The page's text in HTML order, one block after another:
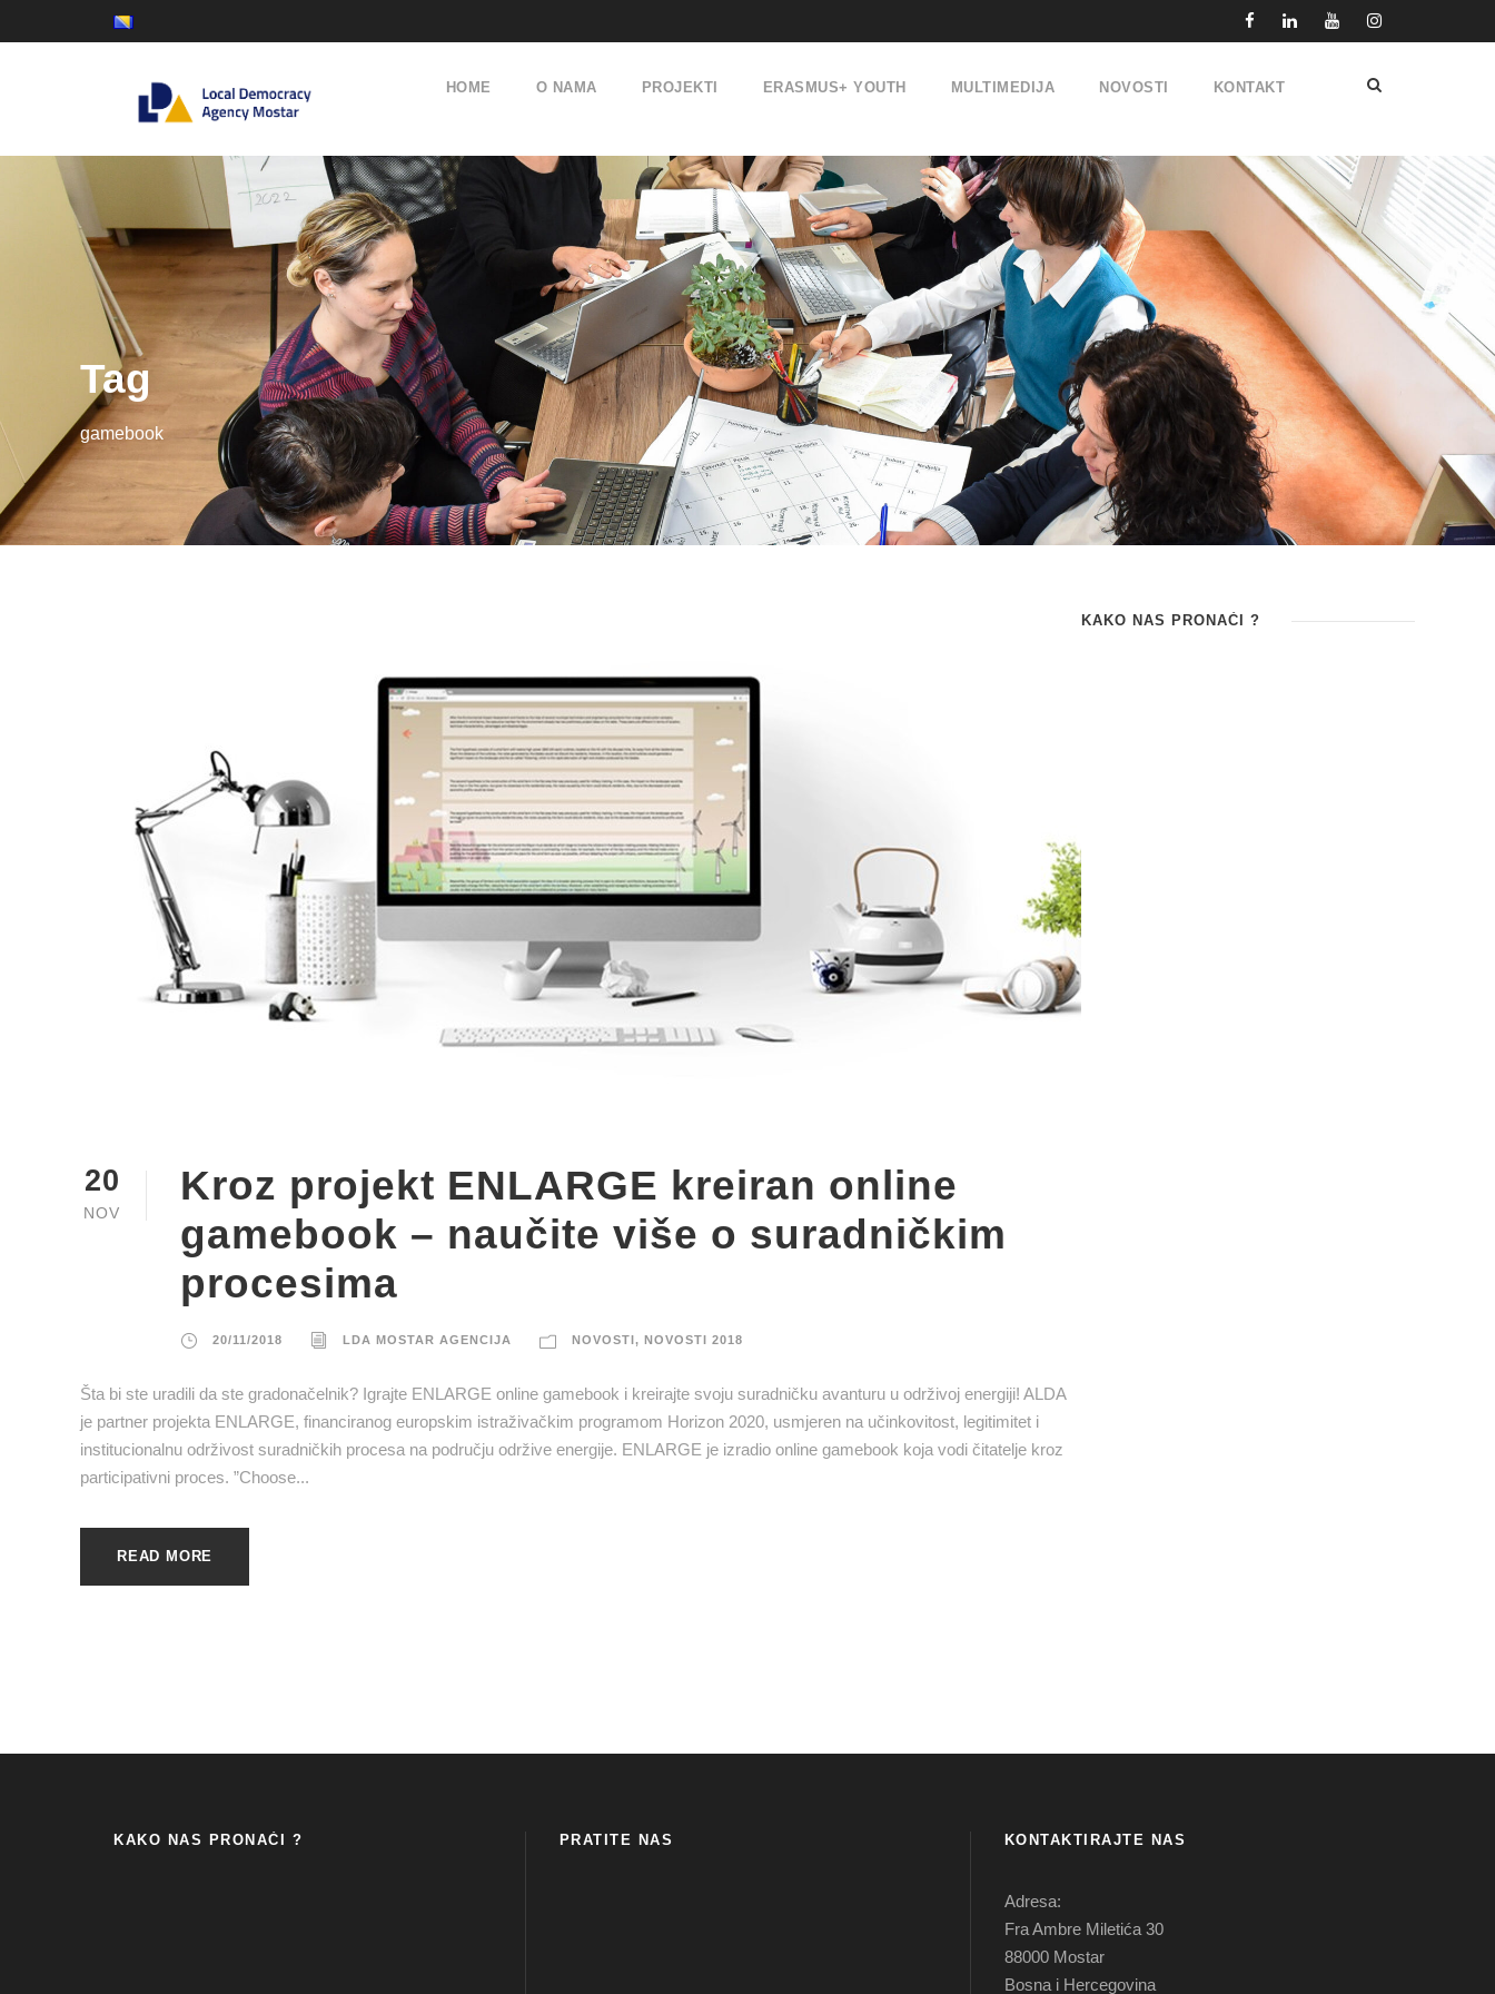
HOME O NAMA PROJEKTI ERASMUS+ YOUTH MULTIMEDIJA NOVOSTI KONTAKT
Tag
gamebook
20
NOV
Kroz projekt ENLARGE kreiran online
gamebook – naučite više o suradničkim
procesima
20/11/2018 LDA MOSTAR AGENCIJA NOVOSTI, NOVOSTI 2018
Šta bi ste uradili da ste gradonačelnik? Igrajte ENLARGE online gamebook i kreirajte svoju suradničku avanturu u održivoj energiji! ALDA
je partner projekta ENLARGE, financiranog europskim istraživačkim programom Horizon 2020, usmjeren na učinkovitost, legitimitet i
institucionalnu održivost suradničkih procesa na području održive energije. ENLARGE je izradio online gamebook koja vodi čitatelje kroz
participativni proces. ”Choose...
READ MORE
KAKO NAS PRONAĆI ?
KAKO NAS PRONAĆI ? PRATITE NAS KONTAKTIRAJTE NAS
Adresa:
Fra Ambre Miletića 30
88000 Mostar
Bosna i Hercegovina